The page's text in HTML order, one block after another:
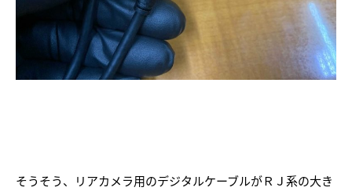
そうそう、リアカメラ用のデジタルケーブルがＲＪ系の大き